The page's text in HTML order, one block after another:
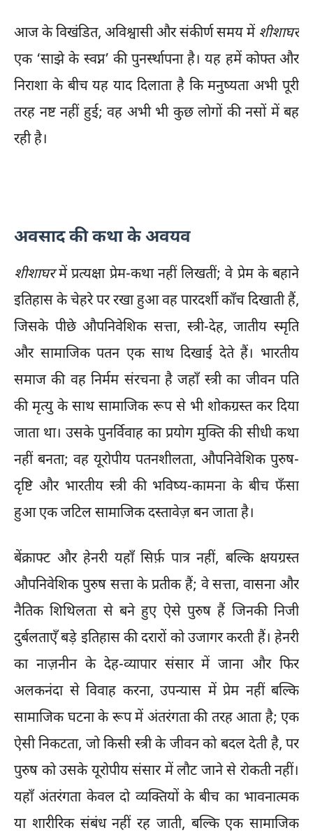
आज के विखंडित, अविश्वासी और संकीर्ण समय में शीशाघर
एक ‘साझे के स्वप्न’ की पुनर्स्थापना है। यह हमें कोफ्त और
निराशा के बीच यह याद दिलाता है कि मनुष्यता अभी पूरी
तरह नष्ट नहीं हुई; वह अभी भी कुछ लोगों की नसों में बह
रही है।
अवसाद की कथा के अवयव
शीशाघरमें प्रत्यक्षा प्रेम-कथा नहीं लिखतीं; वे प्रेम के बहाने
इतिहास के चेहरे पर रखा हुआ वह पारदर्शी काँच दिखाती हैं,
जिसके पीछे औपनिवेशिक सत्ता, स्त्री-देह, जातीय स्मृति
और सामाजिक पतन एक साथ दिखाई देते हैं। भारतीय
समाज की वह निर्मम संरचना है जहाँ स्त्री का जीवन पति
की मृत्यु के साथ सामाजिक रूप से भी शोकग्रस्त कर दिया
जाता था। उसके पुनर्विवाह का प्रयोग मुक्ति की सीधी कथा
नहीं बनता; वह यूरोपीय पतनशीलता, औपनिवेशिक पुरुष-
दृष्टि और भारतीय स्त्री की भविष्य-कामना के बीच फँसा
हुआ एक जटिल सामाजिक दस्तावेज़ बन जाता है।
बेंक्राफ्ट और हेनरी यहाँ सिर्फ़ पात्र नहीं, बल्कि क्षयग्रस्त
औपनिवेशिक पुरुष सत्ता के प्रतीक हैं; वे सत्ता, वासना और
नैतिक शिथिलता से बने हुए ऐसे पुरुष हैं जिनकी निजी
दुर्बलताएँ बड़े इतिहास की दरारों को उजागर करती हैं। हेनरी
का नाज़नीन के देह-व्यापार संसार में जाना और फिर
अलकनंदा से विवाह करना, उपन्यास में प्रेम नहीं बल्कि
सामाजिक घटना के रूप में अंतरंगता की तरह आता है; एक
ऐसी निकटता, जो किसी स्त्री के जीवन को बदल देती है, पर
पुरुष को उसके यूरोपीय संसार में लौट जाने से रोकती नहीं।
यहाँ अंतरंगता केवल दो व्यक्तियों के बीच का भावनात्मक
या शारीरिक संबंध नहीं रह जाती, बल्कि एक सामाजिक